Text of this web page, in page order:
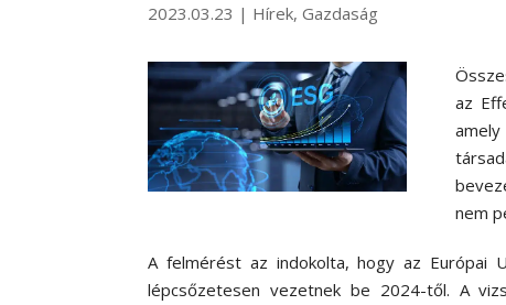
2023.03.23 | Hírek,Gazdaság
az
nem
A felmérést az indokolta, hogy az Európai
lépcsőzetesen vezetnek be 2024-től. A